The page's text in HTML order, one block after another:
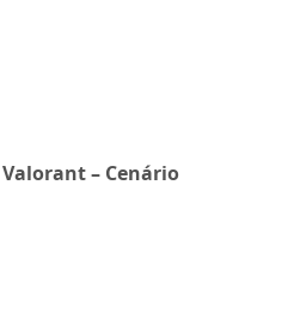
– Cenário